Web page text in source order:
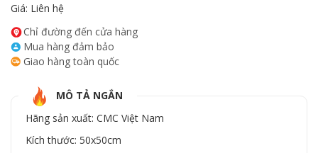
Giá: Liên hệ
Chỉ đường đến cửa hàng
Mua hàng đảm bảo
Giao hàng toàn quốc
MÔ TẢ NGẮN
Hãng sản xuất: CMC Việt Nam
Kích thước: 50x50cm